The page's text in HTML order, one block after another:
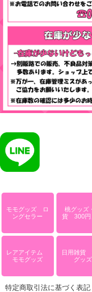
モモグッズ ロ
ングセラー
桃グッズ
貨 300円
レアアイテム
モモグッズ
日用雑貨
グッズ
特定商取引法に基づく表